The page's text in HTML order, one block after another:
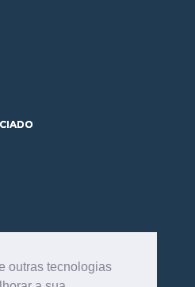
outras tecnologias